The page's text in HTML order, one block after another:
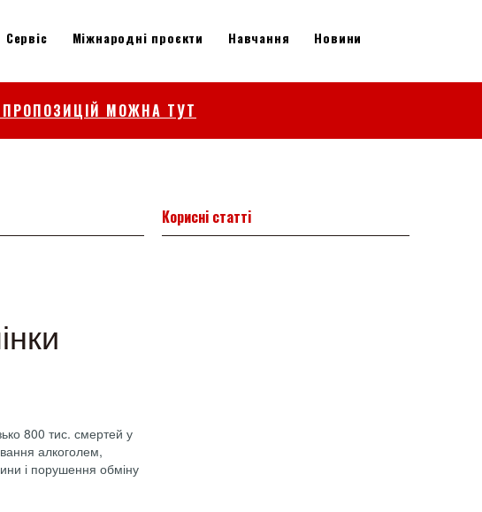
Сервіс Міжнародні проєкти Навчання
Новини
МОЖНА ТУТ
Корисні статті
800 тис. смертей у
алкоголем,
і порушення обміну